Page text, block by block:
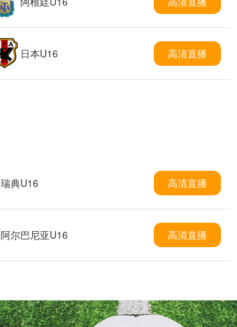
日本U16 高清直播
瑞典U16 高清直播
阿尔巴尼亚U16 高清直播